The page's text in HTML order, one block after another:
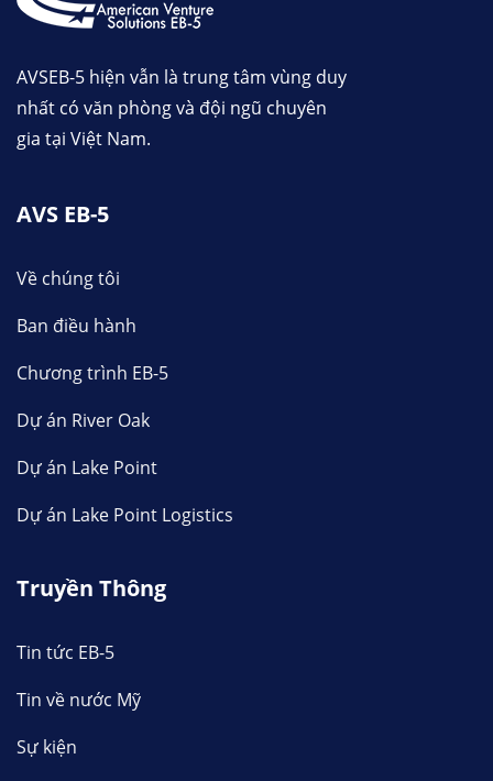
AVSEB-5 hiện vẫn là trung tâm vùng duy
nhất có văn phòng và đội ngũ chuyên
gia tại Việt Nam.
AVS EB-5
Về chúng tôi
Ban điều hành
Chương trình EB-5
Dự án River Oak
Dự án Lake Point
Dự án Lake Point Logistics
Truyền Thông
Tin tức EB-5
Tin về nước Mỹ
Sự kiện